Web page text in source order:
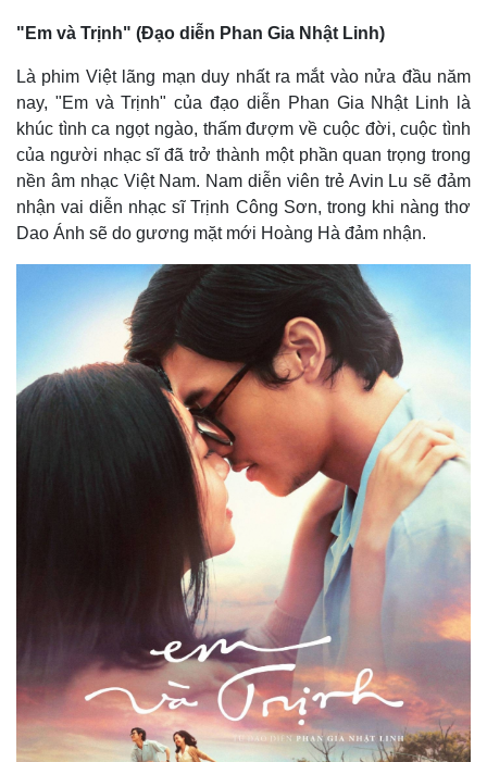
"Em và Trịnh" (Đạo diễn Phan Gia Nhật Linh)
Là phim Việt lãng mạn duy nhất ra mắt vào nửa đầu năm
nay, "Em và Trịnh" của đạo diễn Phan Gia Nhật Linh là
khúc tình ca ngọt ngào, thấm đượm về cuộc đời, cuộc tình
của người nhạc sĩ đã trở thành một phần quan trọng trong
nền âm nhạc Việt Nam. Nam diễn viên trẻ Avin Lu sẽ đảm
nhận vai diễn nhạc sĩ Trịnh Công Sơn, trong khi nàng thơ
Dao Ánh sẽ do gương mặt mới Hoàng Hà đảm nhận.